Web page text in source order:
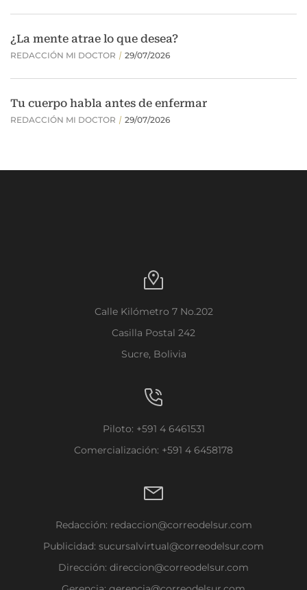
Calle Kilómetro 7 No.202
Casilla Postal 242
Sucre, Bolivia
Piloto: +591 4 6461531
Comercialización: +591 4 6458178
Redacción: redaccion@correodelsur.com
Publicidad: sucursalvirtual@correodelsur.com
Dirección: direccion@correodelsur.com